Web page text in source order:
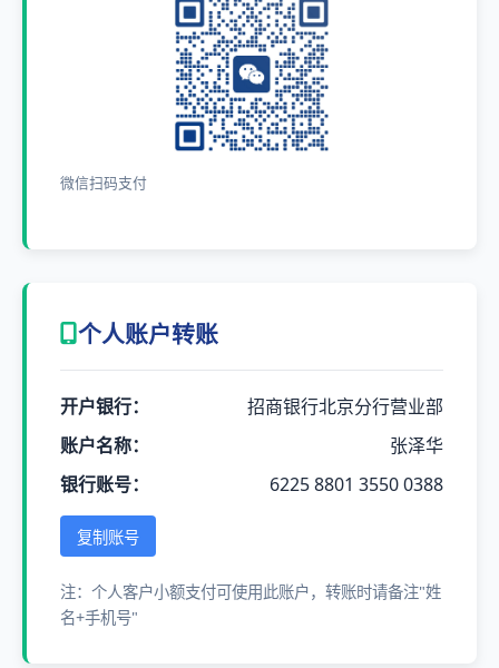
微信扫码支付
个人账户转账
开户银行：
招商银行北京分行营业部
账户名称：
张泽华
银行账号：
6225 8801 3550 0388
复制账号
注：个人客户小额支付可使用此账户，转账时请备注"姓
名+手机号"